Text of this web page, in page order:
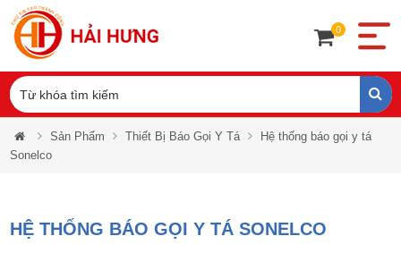
0
Sản Phẩm Thiết Bị Báo Gọi Y Tá
Hệ thống báo gọi y tá
Sonelco
HỆ THỐNG BÁO GỌI Y TÁ SONELCO